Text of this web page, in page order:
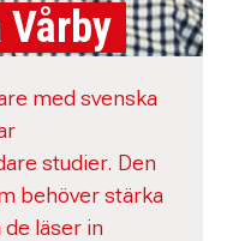
Vårby
med svenska
studier. Den
behöver stärka
läser in